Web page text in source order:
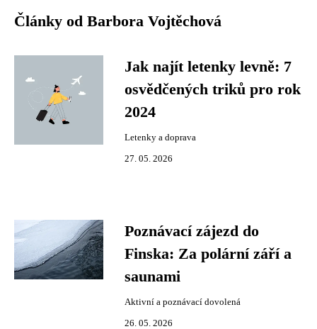
Články od Barbora Vojtěchová
Jak najít letenky levně: 7
osvědčených triků pro rok
2024
Letenky a doprava
27. 05. 2026
Poznávací zájezd do
Finska: Za polární září a
saunami
Aktivní a poznávací dovolená
26. 05. 2026